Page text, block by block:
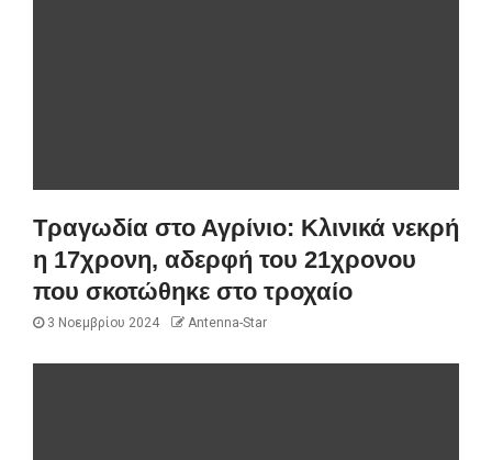
Τραγωδία στο Αγρίνιο: Κλινικά νεκρή
η 17χρονη, αδερφή του 21χρονου
που σκοτώθηκε στο τροχαίο
3 Νοεμβρίου 2024 Antenna-Star